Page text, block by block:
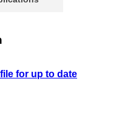
for up to date